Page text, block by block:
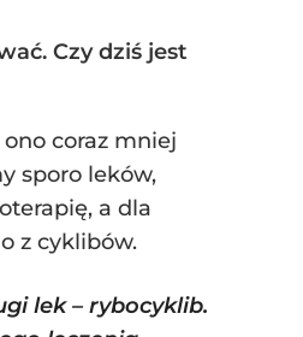
Czy dziś jest
coraz mniej
sporo leków,
a dla
z cyklibów.
lek – rybocyklib.